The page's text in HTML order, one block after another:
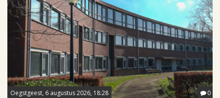
Oegstgeest, 6 augustus 2026, 18:28 0